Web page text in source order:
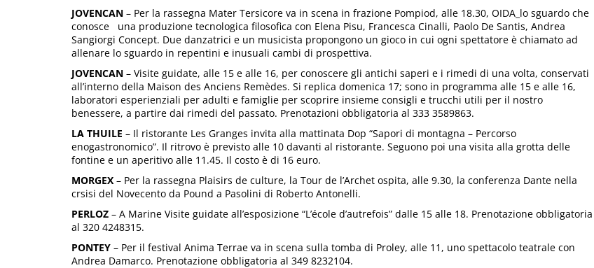
JOVENCAN – Per la rassegna Mater Tersicore va in scena in frazione Pompiod, alle 18.30, OIDA_lo sguardo che
conosce una produzione tecnologica filosofica con Elena Pisu, Francesca Cinalli, Paolo De Santis, Andrea
Sangiorgi Concept. Due danzatrici e un musicista propongono un gioco in cui ogni spettatore è chiamato ad
allenare lo sguardo in repentini e inusuali cambi di prospettiva.
JOVENCAN – Visite guidate, alle 15 e alle 16, per conoscere gli antichi saperi e i rimedi di una volta, conservati
all’interno della Maison des Anciens Remèdes. Si replica domenica 17; sono in programma alle 15 e alle 16,
laboratori esperienziali per adulti e famiglie per scoprire insieme consigli e trucchi utili per il nostro
benessere, a partire dai rimedi del passato. Prenotazioni obbligatoria al 333 3589863.
LA THUILE – Il ristorante Les Granges invita alla mattinata Dop “Sapori di montagna – Percorso
enogastronomico”. Il ritrovo è previsto alle 10 davanti al ristorante. Seguono poi una visita alla grotta delle
fontine e un aperitivo alle 11.45. Il costo è di 16 euro.
MORGEX – Per la rassegna Plaisirs de culture, la Tour de l’Archet ospita, alle 9.30, la conferenza Dante nella
crsisi del Novecento da Pound a Pasolini di Roberto Antonelli.
PERLOZ – A Marine Visite guidate all’esposizione “L’école d’autrefois” dalle 15 alle 18. Prenotazione obbligatoria
al 320 4248315.
PONTEY – Per il festival Anima Terrae va in scena sulla tomba di Proley, alle 11, uno spettacolo teatrale con
Andrea Damarco. Prenotazione obbligatoria al 349 8232104.